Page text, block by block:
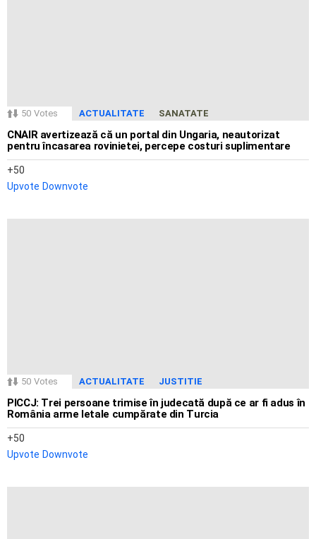
50 Votes ACTUALITATE SANATATE
CNAIR avertizează că un portal din Ungaria, neautorizat
pentru încasarea rovinietei, percepe costuri suplimentare
50
Upvote Downvote
50 Votes ACTUALITATE JUSTITIE
PICCJ: Trei persoane trimise în judecată după ce ar fi adus în
România arme letale cumpărate din Turcia
50
Upvote Downvote